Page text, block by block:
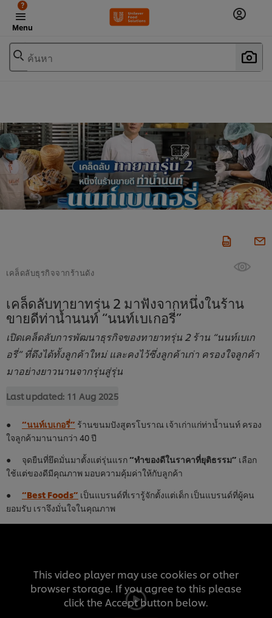
Menu
?
ค้นหา
เคล็ดลับธุรกิจจากร้านดัง
เคล็ดลับทายาทรุ่น 2 มาฟังจากหนึ่งในร้าน
ขายดีท่าน้ำนนท์ “นนท์เบเกอรี่”
เปิดเคล็ดลับการพัฒนาธุรกิจของทายาทรุ่น 2 ร้าน “นนท์เบเก
อรี่” ที่ดึงได้ทั้งลูกค้าใหม่ และคงไว้ซึ่งลูกค้าเก่า ครองใจลูกค้า
มาอย่างยาวนานจากรุ่นสู่รุ่น
Last updated: 11 Aug 2025
● “นนท์เบเกอรี่” ร้านขนมปังสูตรโบราณ เจ้าเก่าแก่ท่าน้ำนนท์ ครอง
ใจลูกค้ามานานกว่า 40 ปี
● จุดยืนที่ยึดมั่นมาตั้งแต่รุ่นแรก“ทำของดีในราคาที่ยุติธรรม” เลือก
ใช้แต่ของดีมีคุณภาพ มอบความคุ้มค่าให้กับลูกค้า
● “Best Foods” เป็นแบรนด์ที่เรารู้จักตั้งแต่เด็ก เป็นแบรนด์ที่ผู้คน
ยอมรับ เราจึงมั่นใจในคุณภาพ
This video player may use cookies or other
browser storage. If you agree to this please
click the Accept button below.